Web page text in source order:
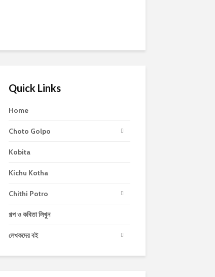
Quick Links
Home
Choto Golpo
Kobita
Kichu Kotha
Chithi Potro
গল্প ও কবিতা লিখুন
লেখকদের বই